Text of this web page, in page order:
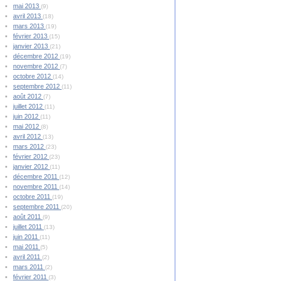
mai 2013 (9)
avril 2013 (18)
mars 2013 (19)
février 2013 (15)
janvier 2013 (21)
décembre 2012 (19)
novembre 2012 (7)
octobre 2012 (14)
septembre 2012 (11)
août 2012 (7)
juillet 2012 (11)
juin 2012 (11)
mai 2012 (8)
avril 2012 (13)
mars 2012 (23)
février 2012 (23)
janvier 2012 (11)
décembre 2011 (12)
novembre 2011 (14)
octobre 2011 (19)
septembre 2011 (20)
août 2011 (9)
juillet 2011 (13)
juin 2011 (11)
mai 2011 (5)
avril 2011 (2)
mars 2011 (2)
février 2011 (3)